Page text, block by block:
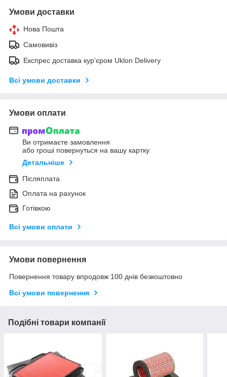
Умови доставки
Нова Пошта
Самовивіз
Експрес доставка кур’єром Uklon Delivery
Всі умови доставки
Умови оплати
Ви отримаєте замовлення
або гроші повернуться на вашу картку
Детальніше
Післяплата
Оплата на рахунок
Готівкою
Всі умови оплати
Умови повернення
Повернення товару впродовж 100 днів безкоштовно
Всі умови повернення
Подібні товари компанії